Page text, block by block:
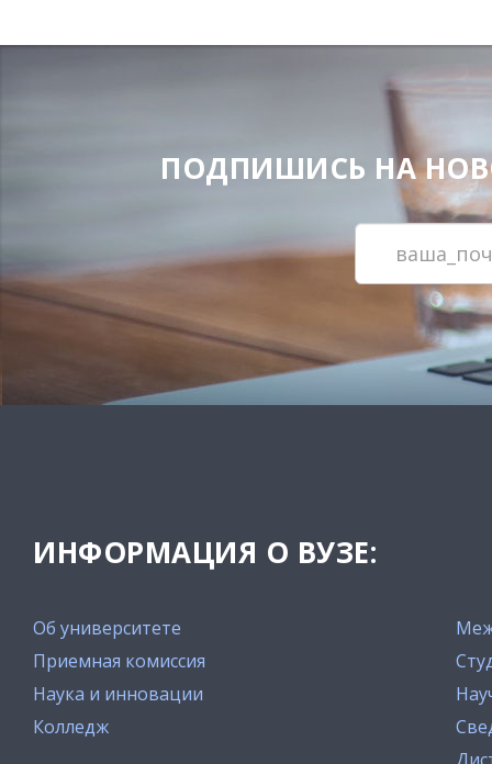
ПОДПИШИСЬ НА
ИНФОРМАЦИЯ О ВУЗЕ:
Об университете
Приемная комиссия
Наука и инновации
Колледж